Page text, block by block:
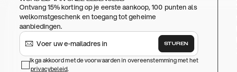
Ontvang 15% korting op je eerste aankoop, 100 punten als
welkomstgeschenk en toegang tot geheime
aanbiedingen.
STUREN
Ik ga akkoord met de voorwaarden in overeenstemming met het
privacybeleid.